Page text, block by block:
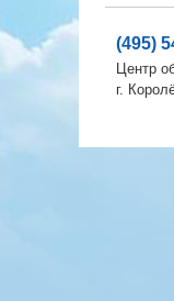
(495)
Центр
г.